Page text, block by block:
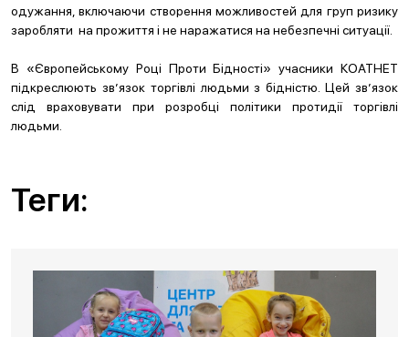
одужання, включаючи створення можливостей для груп ризику
заробляти на прожиття і не наражатися на небезпечні ситуації.
В «Європейському Році Проти Бідності» учасники КОАТНЕТ
підкреслюють зв’язок торгівлі людьми з бідністю. Цей зв’язок
слід враховувати при розробці політики протидії торгівлі
людьми.
Теги: